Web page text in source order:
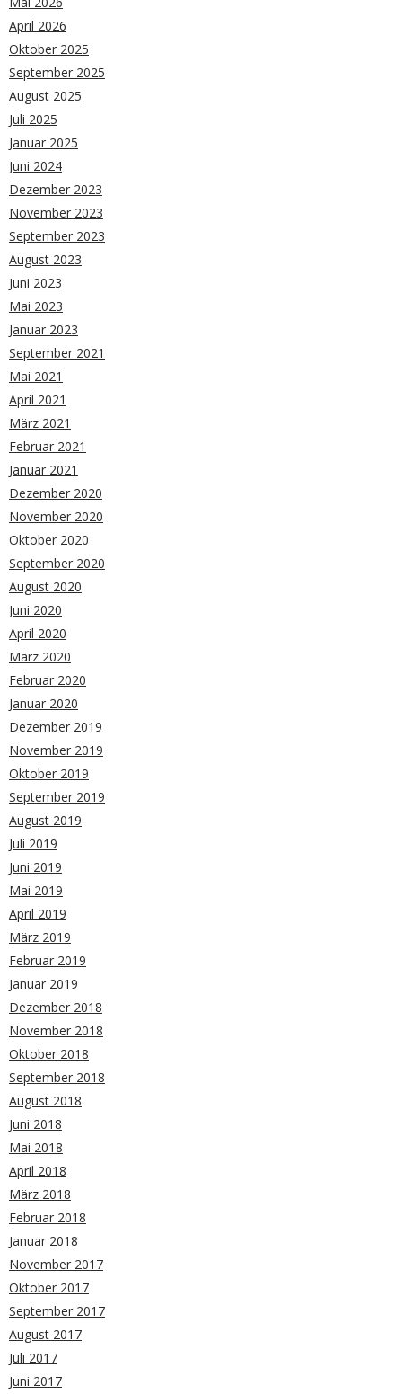
April 2026
Oktober 2025
September 2025
August 2025
Juli 2025
Januar 2025
Juni 2024
Dezember 2023
November 2023
September 2023
August 2023
Juni 2023
Mai 2023
Januar 2023
September 2021
Mai 2021
April 2021
März 2021
Februar 2021
Januar 2021
Dezember 2020
November 2020
Oktober 2020
September 2020
August 2020
Juni 2020
April 2020
März 2020
Februar 2020
Januar 2020
Dezember 2019
November 2019
Oktober 2019
September 2019
August 2019
Juli 2019
Juni 2019
Mai 2019
April 2019
März 2019
Februar 2019
Januar 2019
Dezember 2018
November 2018
Oktober 2018
September 2018
August 2018
Juni 2018
Mai 2018
April 2018
März 2018
Februar 2018
Januar 2018
November 2017
Oktober 2017
September 2017
August 2017
Juli 2017
Juni 2017